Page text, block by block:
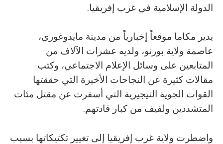
الدولة الإسلامية في غرب إفريقيا.
يدير مكاما موقعاً إخبارياً من مدينة مايدوغوري،
عاصمة ولاية بورنو، ولديه عشرات الآلاف من
المتابعين على وسائل الإعلام الاجتماعي، وكتب
مقالات كثيرة عن النجاحات الأخيرة التي حققتها
القوات الجوية النيجيرية التي أسفرت عن مقتل مئات
المتشددين ولفيف من كبار قادتهم.
واضطرت ولاية غرب إفريقيا إلى تغيير تكتيكاتها بسبب